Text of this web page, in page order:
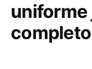
completo